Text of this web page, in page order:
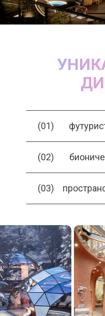
(02)
(03)
(01)